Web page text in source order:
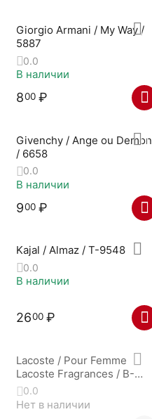
Giorgio Armani / My Way /
5887
0.0
В наличии
800 ₽
Givenchy / Ange ou Demon
/ 6658
0.0
В наличии
900 ₽
Kajal / Almaz / T-9548
0.0
В наличии
2600 ₽
Lacoste / Pour Femme
Lacoste Fragrances / B-
4892
0.0
Нет в наличии